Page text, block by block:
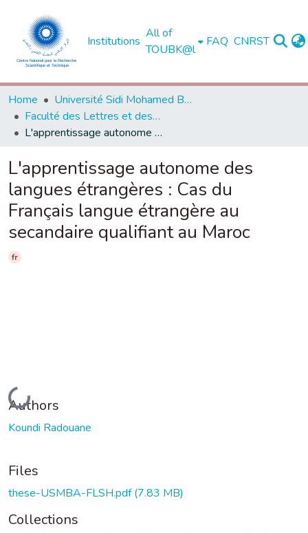
Institutions
All of
TOUBK@l
FAQ CNRST
Home
Université Sidi Mohamed Ben Abdellah de Fès
Faculté des Lettres et des Sciences Humaines - Dhar El Mahraz - Fès
L'apprentissage autonome des langues étrangères : Cas du Français langue étrangère au secandaire qualifiant au Maroc
L'apprentissage autonome des
langues étrangères : Cas du
Français langue étrangère au
secandaire qualifiant au Maroc
fr
Loading...
Authors
Koundi Radouane
Files
these-USMBA-FLSH.pdf(7.83 MB)
Collections